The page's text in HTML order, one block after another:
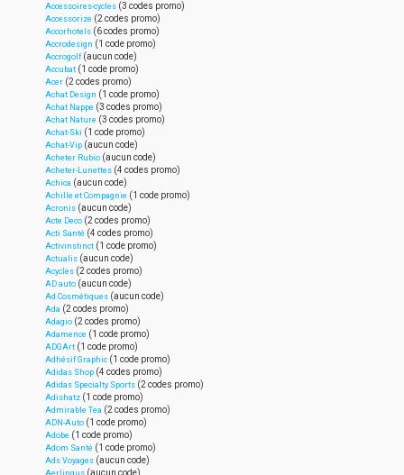
Accessoires-cycles (3 codes promo)
Accessorize (2 codes promo)
Accorhotels (6 codes promo)
Accrodesign (1 code promo)
Accrogolf (aucun code)
Accubat (1 code promo)
Acer (2 codes promo)
Achat Design (1 code promo)
Achat Nappe (3 codes promo)
Achat Nature (3 codes promo)
Achat-Ski (1 code promo)
Achat-Vip (aucun code)
Acheter Rubio (aucun code)
Acheter-Lunettes (4 codes promo)
Achica (aucun code)
Achille et Compagnie (1 code promo)
Acronis (aucun code)
Acte Deco (2 codes promo)
Acti Santé (4 codes promo)
Activinstinct (1 code promo)
Actualis (aucun code)
Acycles (2 codes promo)
AD auto (aucun code)
Ad Cosmétiques (aucun code)
Ada (2 codes promo)
Adagio (2 codes promo)
Adamence (1 code promo)
ADGArt (1 code promo)
Adhésif Graphic (1 code promo)
Adidas Shop (4 codes promo)
Adidas Specialty Sports (2 codes promo)
Adishatz (1 code promo)
Admirable Tea (2 codes promo)
ADN-Auto (1 code promo)
Adobe (1 code promo)
Adom Santé (1 code promo)
Ads Voyages (aucun code)
Aerlingus (aucun code)